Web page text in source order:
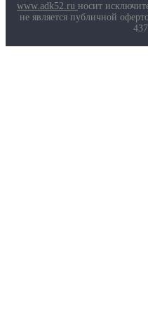
Маркировка
Основные ТР ТС,
www.adk52.ru носит
не является публичной